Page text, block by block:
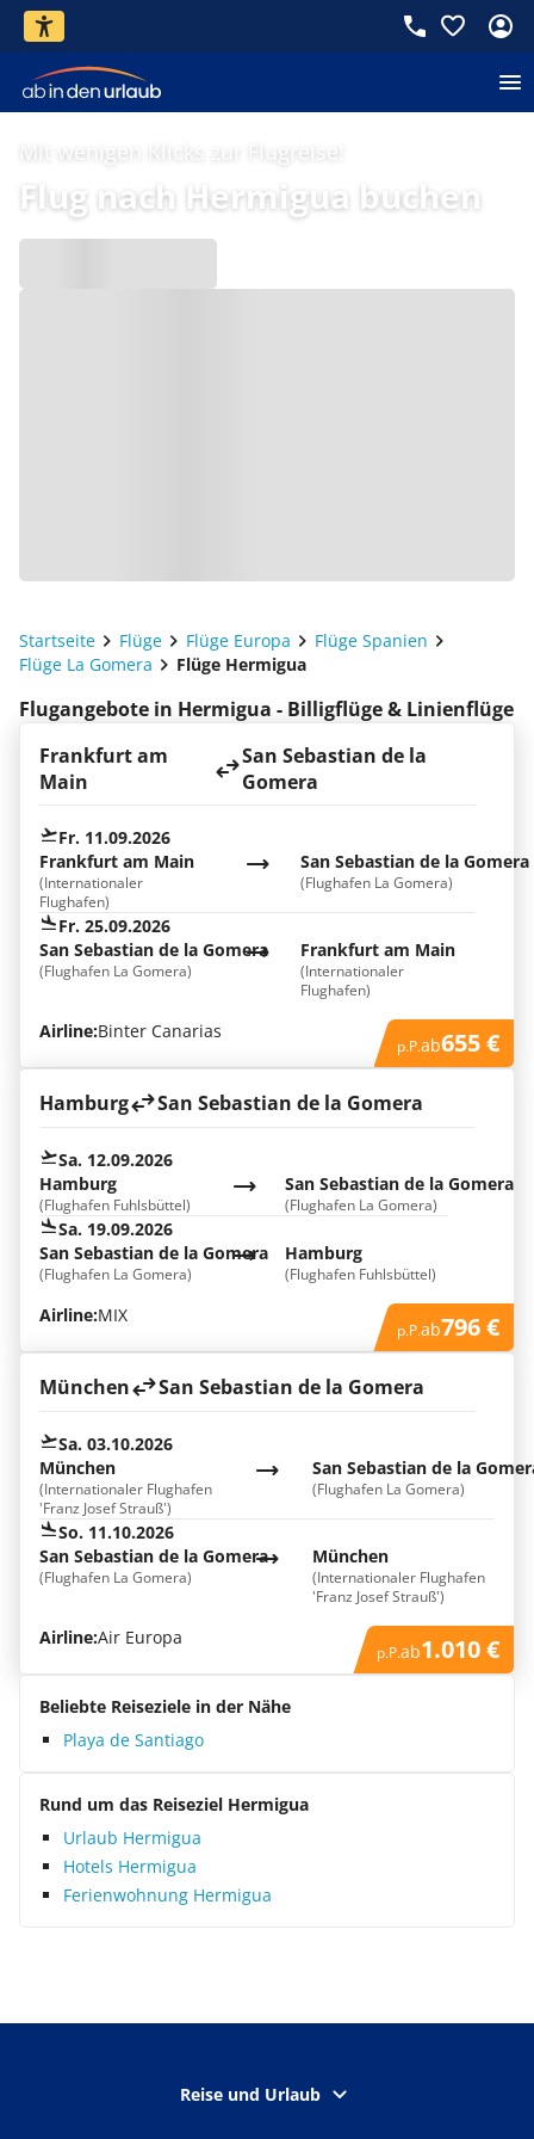
Mit wenigen Klicks zur Flugreise!
Flug nach Hermigua buchen
Startseite Flüge Flüge Europa
Flüge Spanien
Flüge La Gomera
Flüge Hermigua
Flugangebote in Hermigua - Billigflüge & Linienflüge
Frankfurt am
Main
San Sebastian de la
Gomera
Fr. 11.09.2026
Frankfurt am Main
(Internationaler
Flughafen)
San Sebastian de la Gomera
(Flughafen La Gomera)
Fr. 25.09.2026
Frankfurt am Main
(Internationaler
Flughafen)
San Sebastian de la Gomera
(Flughafen La Gomera)
Airline:Binter Canarias
p.P.ab655 €
Hamburg San Sebastian de la Gomera
Sa. 12.09.2026
Hamburg
(Flughafen Fuhlsbüttel)
San Sebastian de la Gomera
(Flughafen La Gomera)
Sa. 19.09.2026
Hamburg
(Flughafen Fuhlsbüttel)
San Sebastian de la Gomera
(Flughafen La Gomera)
Airline:MIX
p.P.ab796 €
München San Sebastian de la Gomera
Sa. 03.10.2026
München
(Internationaler Flughafen
'Franz Josef Strauß')
San Sebastian de la
(Flughafen La Gomera)
So. 11.10.2026
München
(Internationaler Flughafen
'Franz Josef Strauß')
San Sebastian de la Gomera
(Flughafen La Gomera)
Airline:Air Europa
p.P.ab1.010 €
Beliebte Reiseziele in der Nähe
Playa de Santiago
Rund um das Reiseziel Hermigua
Urlaub Hermigua
Hotels Hermigua
Ferienwohnung Hermigua
Reise und Urlaub